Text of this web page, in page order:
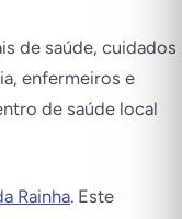
de saúde, cuidados
enfermeiros e
de saúde local
Rainha. Este